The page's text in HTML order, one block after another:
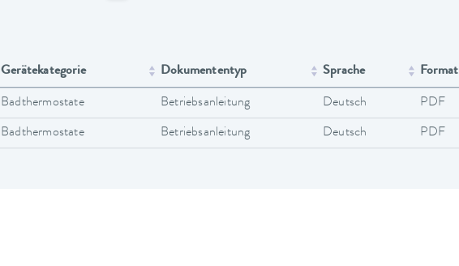
Gerätekategorie Dokumententyp Sprache Format
Badthermostate Betriebsanleitung Deutsch PDF
Badthermostate Betriebsanleitung Deutsch PDF